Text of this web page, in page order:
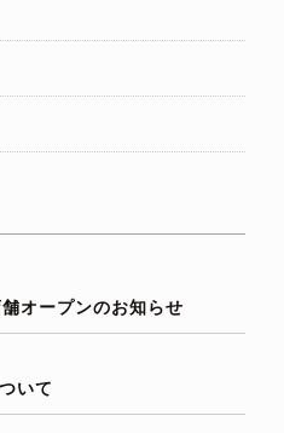
オープンのお知らせ
いて